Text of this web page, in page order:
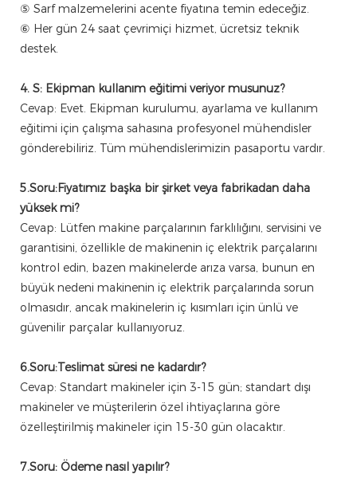
⑤ Sarf malzemelerini acente fiyatına temin edeceğiz.
⑥ Her gün 24 saat çevrimiçi hizmet, ücretsiz teknik
destek.
4. S: Ekipman kullanım eğitimi veriyor musunuz?
Cevap: Evet. Ekipman kurulumu, ayarlama ve kullanım
eğitimi için çalışma sahasına profesyonel mühendisler
gönderebiliriz. Tüm mühendislerimizin pasaportu vardır.
5.Soru:Fiyatımız başka bir şirket veya fabrikadan daha
yüksek mi?
Cevap: Lütfen makine parçalarının farklılığını, servisini ve
garantisini, özellikle de makinenin iç elektrik parçalarını
kontrol edin, bazen makinelerde arıza varsa, bunun en
büyük nedeni makinenin iç elektrik parçalarında sorun
olmasıdır, ancak makinelerin iç kısımları için ünlü ve
güvenilir parçalar kullanıyoruz.
6.Soru:Teslimat süresi ne kadardır?
Cevap: Standart makineler için 3-15 gün; standart dışı
makineler ve müşterilerin özel ihtiyaçlarına göre
özelleştirilmiş makineler için 15-30 gün olacaktır.
7.Soru: Ödeme nasıl yapılır?